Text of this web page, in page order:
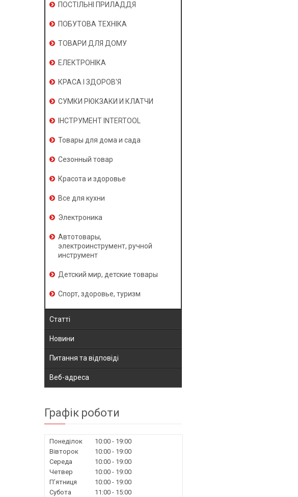
ПОСТІЛЬНІ ПРИЛАДДЯ
ПОБУТОВА ТЕХНІКА
ТОВАРИ ДЛЯ ДОМУ
ЕЛЕКТРОНІКА
КРАСА І ЗДОРОВ'Я
СУМКИ РЮКЗАКИ И КЛАТЧИ
ІНСТРУМЕНТ INTERTOOL
Товары для дома и сада
Сезонный товар
Красота и здоровье
Все для кухни
Электроника
Автотовары,
электроинструмент, ручной
инструмент
Детский мир, детские товары
Спорт, здоровье, туризм
Статті
Новини
Питання та відповіді
Веб-адреса
Графік роботи
Понеділок 10:00
19:00
Вівторок
10:00
19:00
Середа
10:00
19:00
Четвер
10:00
19:00
Пʼятниця
10:00
19:00
Субота
11:00
15:00